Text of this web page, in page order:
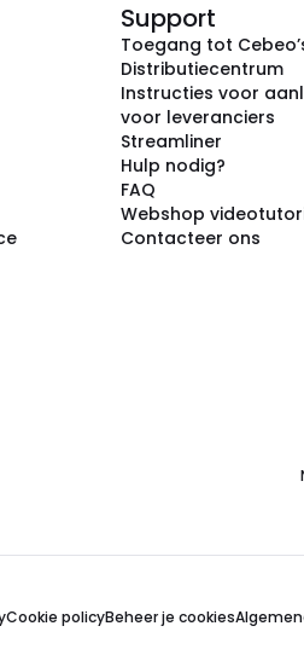
Support
Toegang tot
Distributiecentrum
Instructies voor
voor leveranciers
Streamliner
Hulp nodig?
FAQ
Webshop
Contacteer ons
Cookie policyBeheer je cookies